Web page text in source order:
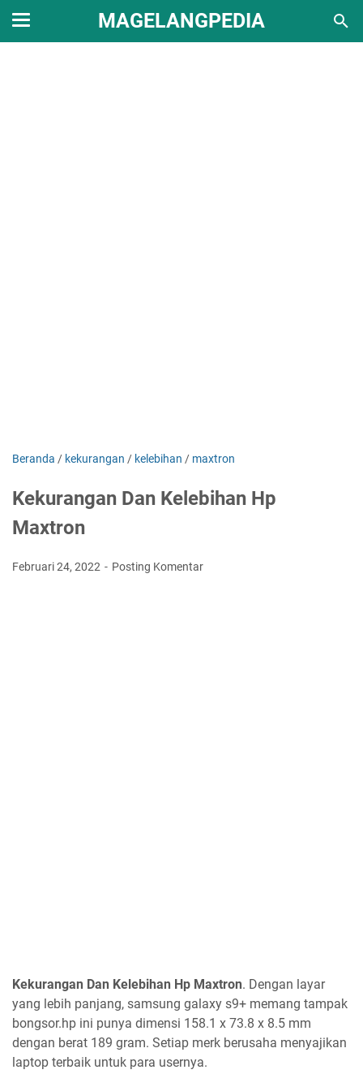
MAGELANGPEDIA
Beranda / kekurangan / kelebihan / maxtron
Kekurangan Dan Kelebihan Hp
Maxtron
Februari 24, 2022 Posting Komentar
Kekurangan Dan Kelebihan Hp Maxtron. Dengan layar
yang lebih panjang, samsung galaxy s9+ memang tampak
bongsor.hp ini punya dimensi 158.1 x 73.8 x 8.5 mm
dengan berat 189 gram. Setiap merk berusaha menyajikan
laptop terbaik untuk para usernya.